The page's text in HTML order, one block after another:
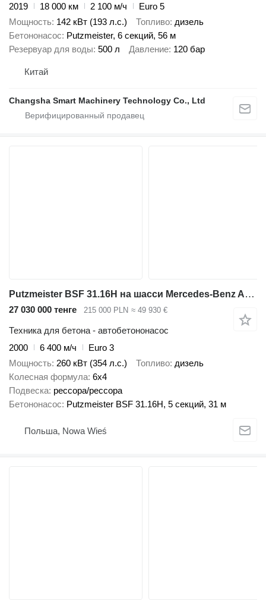
2019
18 000 км 2 100 м/ч
Euro 5
Мощность 142 кВт (193 л.с.) Топливо дизель
Бетононасос
Putzmeister, 6 секций, 56 м
Резервуар для воды 500 л Давление 120 бар
Китай
Changsha Smart Machinery Technology Co., Ltd
Putzmeister BSF 31.16H на шасси Mercedes-Benz Actros
27 030 000 тенге 215 000 PLN ≈ 49 930 €
Техника для бетона - автобетононасос
2000
6 400 м/ч
Euro 3
Мощность 260 кВт (354 л.с.) Топливо дизель
Колесная формула 6x4
Подвеска рессора/рессора
Бетононасос Putzmeister BSF 31.16H, 5 секций, 31 м
Польша, Nowa Wieś